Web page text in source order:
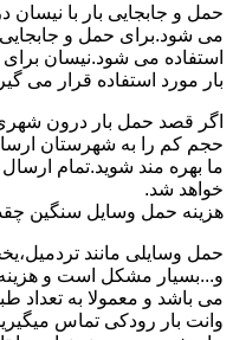
حمل و جابجایی بار با نیسان
استفاده می شود.نیسان
بار مورد استفاده قرار می
اگر قصد حمل بار درون شهری
حجم کم را به شهرستان
ما بهره مند شوید.تمام ارسال
خواهد شد.
هزینه حمل وسایل سنگین
حمل وسایلی مانند
و...بسیار مشکل است و
می باشد و معمولا به تعداد
وانت بار رودکی تماس